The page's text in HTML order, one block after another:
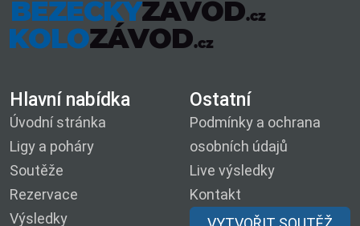
Hlavní nabídka
Úvodní stránka
Ligy a poháry
Soutěže
Rezervace
Výsledky
Ostatní
Podmínky a ochrana
osobních údajů
Live výsledky
Kontakt